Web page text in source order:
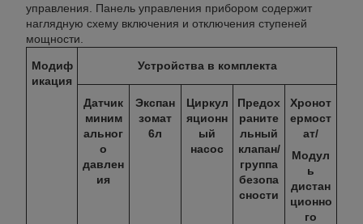
управления. Панель управления прибором содержит
наглядную схему включения и отключения ступеней
мощности.
Модиф
икация
Устройства в комплекта
Датчик
миним
альног
о
давлен
ия
Экспан
зомат
6л
Циркул
яционн
ый
насос
Предох
раните
льный
клапан/
группа
безопа
сности
Хронот
ермост
ат/
Модул
ь
дистан
ционно
го